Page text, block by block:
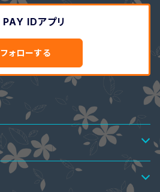
PAY IDアプリ
フォローする